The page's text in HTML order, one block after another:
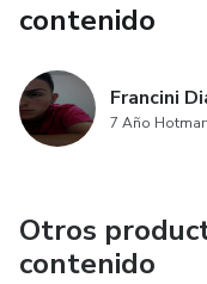
contenido
Francini
7 Año
Otros
contenido